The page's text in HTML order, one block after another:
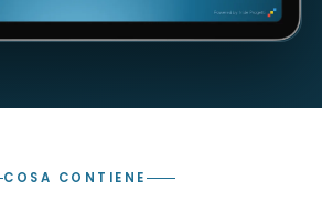
COSA CONTIENE